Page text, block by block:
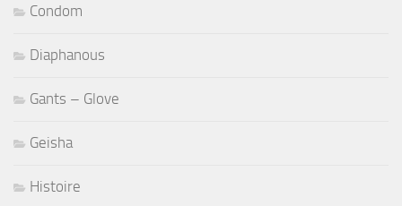
Condom
Diaphanous
Gants – Glove
Geisha
Histoire